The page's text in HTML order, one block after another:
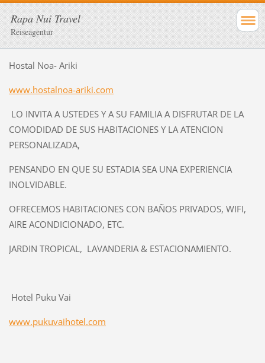
Rapa Nui Travel
Reiseagentur
Hostal Noa- Ariki
www.hostalnoa-ariki.com
LO INVITA A USTEDES Y A SU FAMILIA A DISFRUTAR DE LA
COMODIDAD DE SUS HABITACIONES Y LA ATENCION
PERSONALIZADA,
PENSANDO EN QUE SU ESTADIA SEA UNA EXPERIENCIA
INOLVIDABLE.
OFRECEMOS HABITACIONES CON BAÑOS PRIVADOS, WIFI,
AIRE ACONDICIONADO, ETC.
JARDIN TROPICAL, LAVANDERIA & ESTACIONAMIENTO.
Hotel Puku Vai
www.pukuvaihotel.com